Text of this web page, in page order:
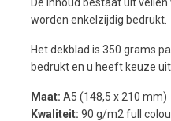
worden enkelzijdig bedrukt.
Het dekblad is 350 grams
bedrukt en u heeft keuze
Maat: A5 (148,5 x 210 mm)
Kwaliteit: 90 g/m2 full